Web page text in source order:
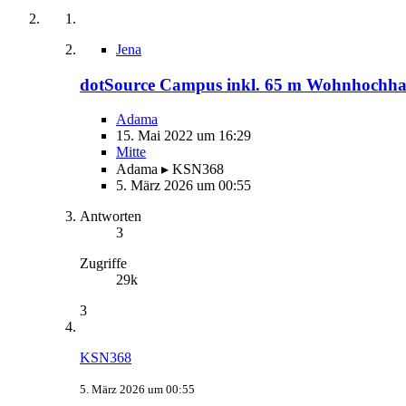
Jena
dotSource Campus inkl. 65 m
Adama
15. Mai 2022 um 16:29
Mitte
Adama ▸ KSN368
5. März 2026 um 00:55
Antworten
3
Zugriffe
29k
3
KSN368
5. März 2026 um 00:55